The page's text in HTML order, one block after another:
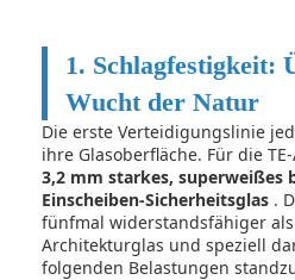
1. Schlagfestigkeit:
Wucht der Natur
Die erste Verteidigungslinie
ihre Glasoberfläche. Für die
3,2 mm starkes, superweißes
Einscheiben-Sicherheitsglas .
fünfmal widerstandsfähiger
Architekturglas und speziell
folgenden Belastungen